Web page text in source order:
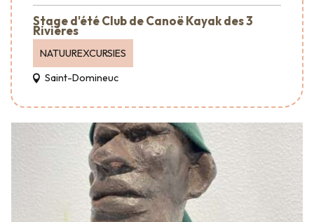
Stage d'été Club de Canoë Kayak des 3
Rivières
NATUUREXCURSIES
Saint-Domineuc